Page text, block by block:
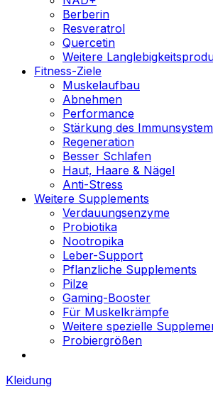
Berberin
Resveratrol
Quercetin
Weitere
Fitness-Ziele
Muskelaufbau
Abnehmen
Performance
Stärkung des
Regeneration
Besser Schlafen
Haut, Haare & Nägel
Anti-Stress
Weitere Supplements
Verdauungsenzyme
Probiotika
Nootropika
Leber-Support
Pflanzliche Supplements
Pilze
Gaming-Booster
Für Muskelkrämpfe
Weitere spezielle
Probiergrößen
Kleidung